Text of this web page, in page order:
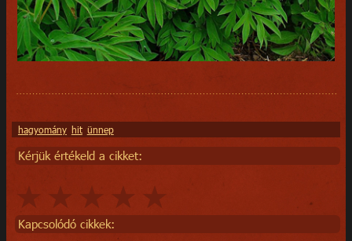
hagyomány hit ünnep
Kérjük értékeld a cikket:
Kapcsolódó cikkek: